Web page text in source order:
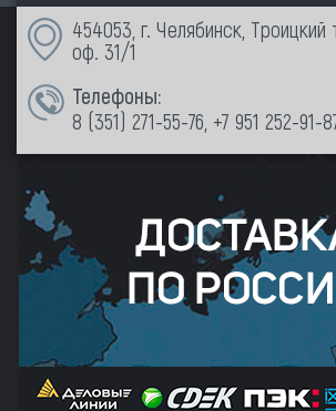
454053, г. Челябинск, Троицкий
оф. 31/1
Телефоны:
8 (351) 271-55-76 +7 951 252-91-